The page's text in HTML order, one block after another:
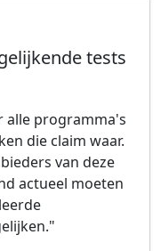
tests
alle programma's
die claim waar.
van deze
actueel moeten